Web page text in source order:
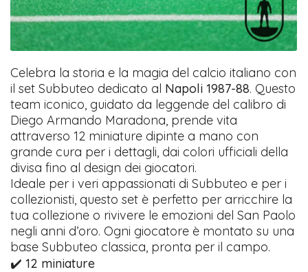
Celebra la storia e la magia del calcio italiano con
il set Subbuteo dedicato al Napoli 1987-88. Questo
team iconico, guidato da leggende del calibro di
Diego Armando Maradona, prende vita
attraverso 12 miniature dipinte a mano con
grande cura per i dettagli, dai colori ufficiali della
divisa fino al design dei giocatori.
Ideale per i veri appassionati di Subbuteo e per i
collezionisti, questo set è perfetto per arricchire la
tua collezione o rivivere le emozioni del San Paolo
negli anni d’oro. Ogni giocatore è montato su una
base Subbuteo classica, pronta per il campo.
✔️12 miniature